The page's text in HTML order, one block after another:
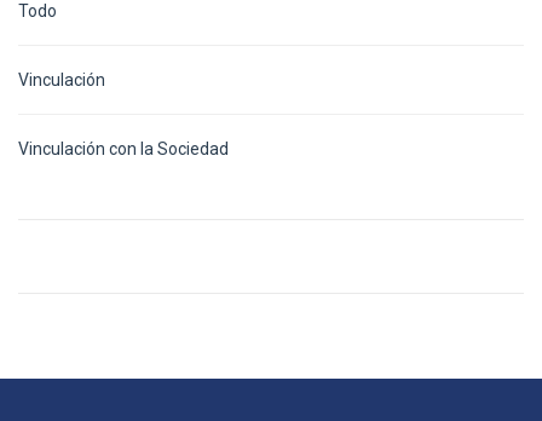
Todo
Vinculación
Vinculación con la Sociedad